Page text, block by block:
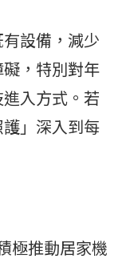
設備，減少
，特別對年
入方式。若
」深入到每
極推動居家機